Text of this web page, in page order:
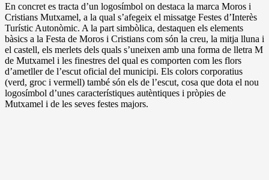
En concret es tracta d’un logosímbol on destaca la marca Moros i
Cristians Mutxamel, a la qual s’afegeix el missatge Festes d’Interès
Turístic Autonòmic. A la part simbòlica, destaquen els elements
bàsics a la Festa de Moros i Cristians com són la creu, la mitja lluna i
el castell, els merlets dels quals s’uneixen amb una forma de lletra M
de Mutxamel i les finestres del qual es comporten com les flors
d’ametller de l’escut oficial del municipi. Els colors corporatius
(verd, groc i vermell) també són els de l’escut, cosa que dota el nou
logosímbol d’unes característiques autèntiques i pròpies de
Mutxamel i de les seves festes majors.